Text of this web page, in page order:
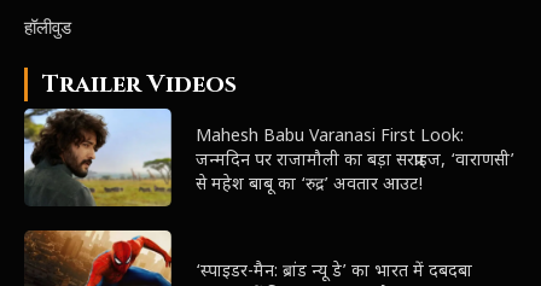
हॉलीवुड
Trailer Videos
Mahesh Babu Varanasi First Look:
जन्मदिन पर राजामौली का बड़ा सरप्राइज, ‘वाराणसी’
से महेश बाबू का ‘रुद्र’ अवतार आउट!
‘स्पाइडर-मैन: ब्रांड न्यू डे’ का भारत में दबदबा